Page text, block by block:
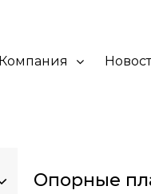
Компания
Опорные